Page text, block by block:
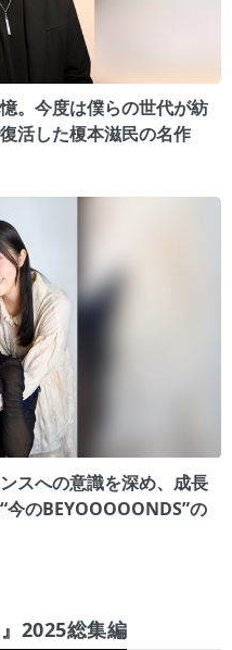
。今度は僕らの世代が紡
活した榎本滋民の名作
スへの意識を深め、成長
のBEYOOOOONDS”の
2025総集編